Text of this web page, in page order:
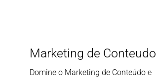
Marketing de Conteudo
Domine o Marketing de Conteúdo e